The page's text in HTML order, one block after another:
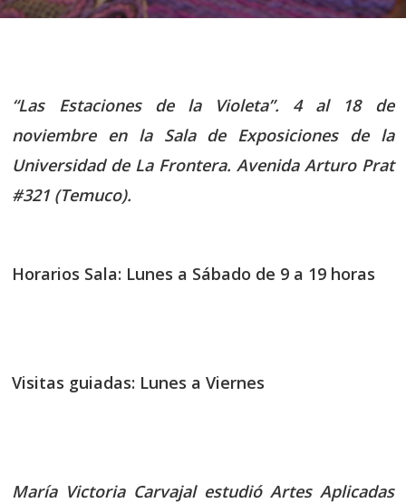
“Las Estaciones de la Violeta”. 4 al 18 de
noviembre en la Sala de Exposiciones de la
Universidad de La Frontera. Avenida Arturo Prat
#321 (Temuco).
Horarios Sala: Lunes a Sábado de 9 a 19 horas
Visitas guiadas: Lunes a Viernes
María Victoria Carvajal estudió Artes Aplicadas